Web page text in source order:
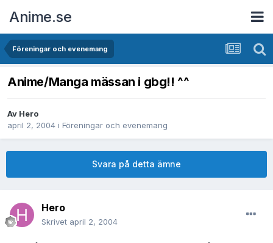
Anime.se
Föreningar och evenemang
Anime/Manga mässan i gbg!! ^^
Av Hero
april 2, 2004 i Föreningar och evenemang
Svara på detta ämne
Hero
Skrivet april 2, 2004